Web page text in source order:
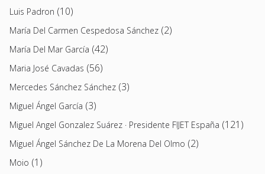
Luis Padron (10)
María Del Carmen Cespedosa Sánchez (2)
María Del Mar García (42)
Maria José Cavadas (56)
Mercedes Sánchez Sánchez (3)
Miguel Ángel García (3)
Miguel Angel Gonzalez Suárez · Presidente FIJET España (121)
Miguel Ángel Sánchez De La Morena Del Olmo (2)
Moio (1)